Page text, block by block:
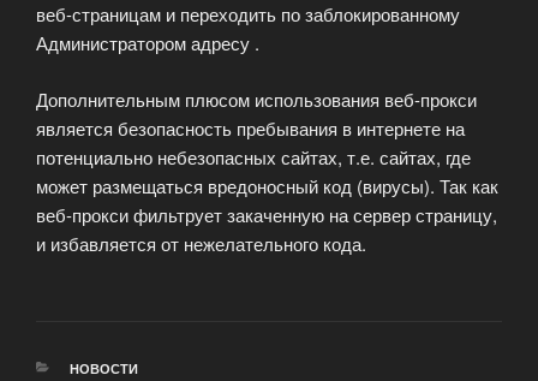
веб-страницам и переходить по заблокированному
Администратором адресу .
Дополнительным плюсом использования веб-прокси
является безопасность пребывания в интернете на
потенциально небезопасных сайтах, т.е. сайтах, где
может размещаться вредоносный код (вирусы). Так как
веб-прокси фильтрует закаченную на сервер страницу,
и избавляется от нежелательного кода.
РУБРИКИ
НОВОСТИ